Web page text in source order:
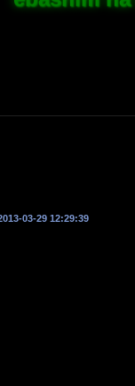
03-29 12:29:39